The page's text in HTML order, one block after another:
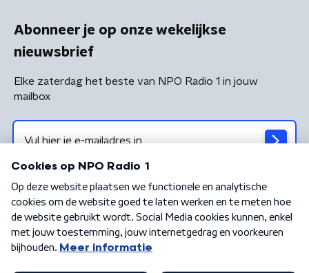
Abonneer je op onze wekelijkse
nieuwsbrief
Elke zaterdag het beste van NPO Radio 1 in jouw
mailbox
Algemene voorwaarden